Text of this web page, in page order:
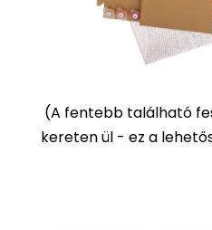
(A fentebb található
kereten ül - ez a